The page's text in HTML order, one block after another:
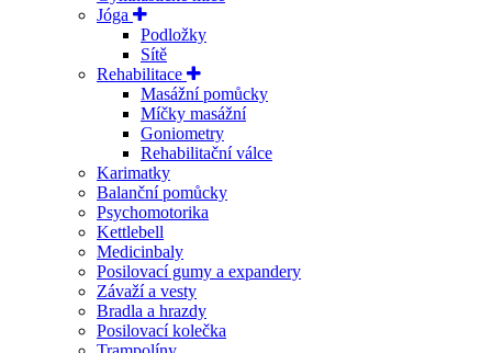
Jóga
Podložky
Sítě
Rehabilitace
Masážní pomůcky
Míčky masážní
Goniometry
Rehabilitační válce
Karimatky
Balanční pomůcky
Psychomotorika
Kettlebell
Medicinbaly
Posilovací gumy a expandery
Závaží a vesty
Bradla a hrazdy
Posilovací kolečka